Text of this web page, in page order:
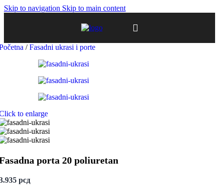
Skip to navigation Skip to main content
/ Fasadni ukrasi i porte
to enlarge
porta 20 poliuretan
рсд